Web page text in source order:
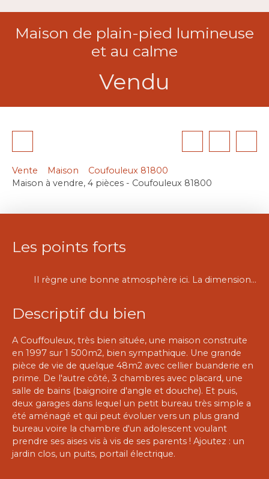
Maison de plain-pied lumineuse
et au calme
Vendu
Vente Maison
Coufouleux 81800
Maison à vendre, 4 pièces - Coufouleux 81800
Les points forts
Il règne une bonne atmosphère ici. La dimension généreuse du séjour ouvert sur la cuisine, la lumière très présente dans toute la maison, la possibilité d'aménagements supplémentaires, et puis le calme et la position quasi idéale ( proximité des commerces, des écoles, du train, de l'autoroute et de Rabastens)
Descriptif du bien
A Couffouleux, très bien située, une maison construite
en 1997 sur 1 500m2, bien sympathique. Une grande
pièce de vie de quelque 48m2 avec cellier buanderie en
prime. De l'autre côté, 3 chambres avec placard, une
salle de bains (baignoire d'angle et douche). Et puis,
deux garages dans lequel un petit bureau très simple a
été aménagé et qui peut évoluer vers un plus grand
bureau voire la chambre d'un adolescent voulant
prendre ses aises vis à vis de ses parents ! Ajoutez : un
jardin clos, un puits, portail électrique.